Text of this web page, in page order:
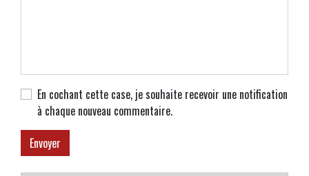
En cochant cette case, je souhaite recevoir une notification
à chaque nouveau commentaire.